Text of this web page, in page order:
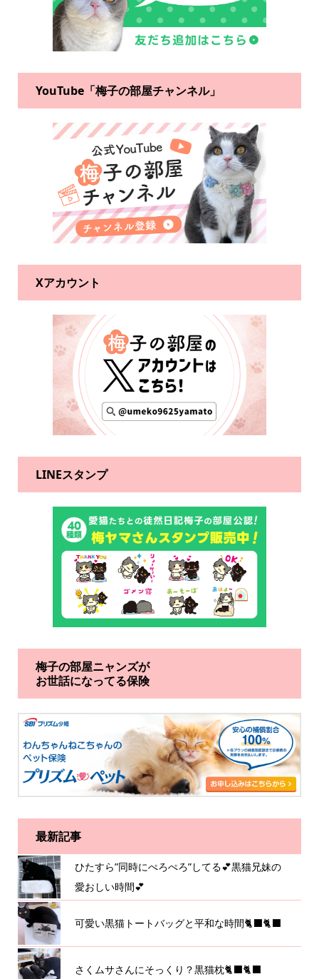
YouTube「梅子の部屋チャンネル」
Xアカウント
LINEスタンプ
梅子の部屋ニャンズが
お世話になってる保険
最新記事
ひたすら”同時にぺろぺろ”してる💕黒猫兄妹の
愛おしい時間💕
可愛い黒猫トートバッグと平和な時間🐈‍⬛🐈‍⬛
さくムサさんにそっくり？黒猫枕🐈‍⬛🐈‍⬛